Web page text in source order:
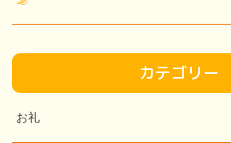
カテゴリー
お礼